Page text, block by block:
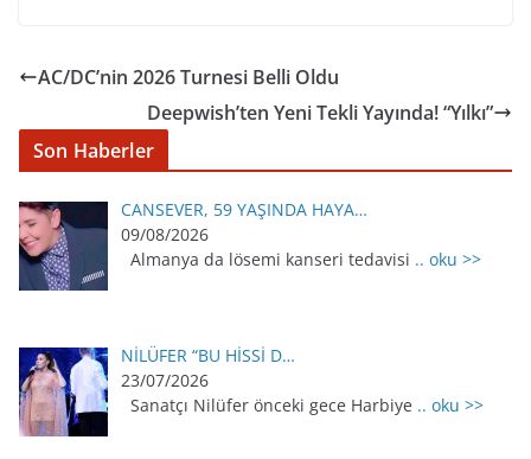
AC/DC’nin 2026 Turnesi Belli Oldu
Deepwish’ten Yeni Tekli Yayında! “Yılkı”
Son Haberler
CANSEVER, 59 YAŞINDA HAYA…
09/08/2026
Almanya da lösemi kanseri tedavisi .. oku >>
NİLÜFER “BU HİSSİ D…
23/07/2026
Sanatçı Nilüfer önceki gece Harbiye .. oku >>